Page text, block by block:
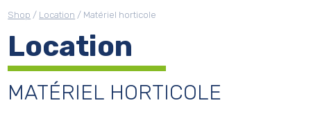
Shop / Location / Matériel horticole
Location
MATÉRIEL HORTICOLE